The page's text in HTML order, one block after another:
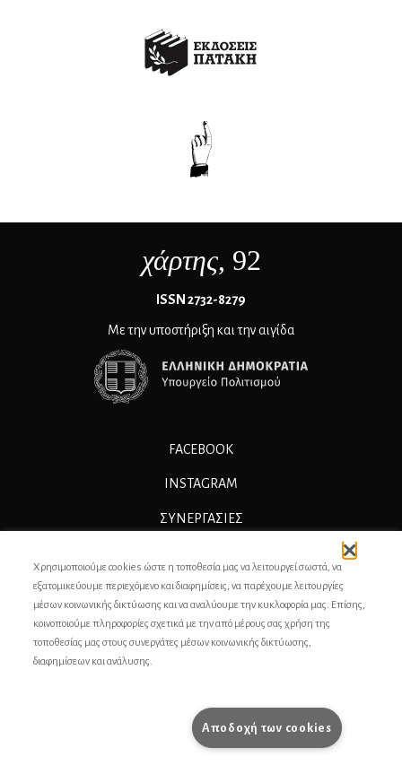
χάρτης, 92
ΙSSN 2732-8279
Με την υποστήριξη και την αιγίδα
FACEBOOK
INSTAGRAM
ΣΥΝΕΡΓΑΣΊΕΣ
ΕΠΙΚΟΙΝΩΝΙΑ
ΣΥΝΤΕΛΕΣΤΕΣ
ΟΡΟΙ ΧΡΗΣΗΣ
Χρησιμοποιούμε cookies ώστε η τοποθεσία μας να λειτουργεί σωστά, να
εξατομικεύουμε περιεχόμενο και διαφημίσεις, να παρέχουμε λειτουργίες
μέσων κοινωνικής δικτύωσης και να αναλύουμε την κυκλοφορία μας. Επίσης,
κοινοποιούμε πληροφορίες σχετικά με την από μέρους σας χρήση της
τοποθεσίας μας στους συνεργάτες μέσων κοινωνικής δικτύωσης,
διαφημίσεων και ανάλυσης.
Αποδοχή των cookies